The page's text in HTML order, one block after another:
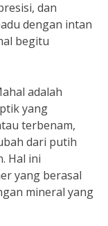
dan
dengan intan
begitu
adalah
yang
terbenam,
dari putih
Hal ini
yang berasal
mineral yang